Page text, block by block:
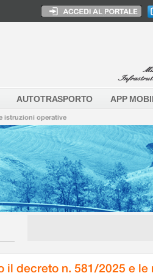
AUTOTRASPORTO APP
istruzioni operative
decreto n. 581/2025 e le